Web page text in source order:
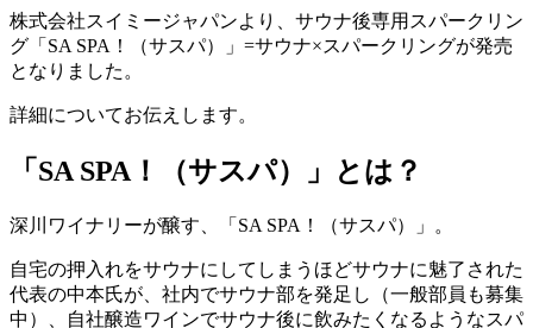
株式会社スイミージャパンより、サウナ後専用スパークリン
グ「SA SPA！（サスパ）」=サウナ×スパークリングが発売
となりました。
詳細についてお伝えします。
「SA SPA！（サスパ）」とは？
深川ワイナリーが醸す、「SA SPA！（サスパ）」。
自宅の押入れをサウナにしてしまうほどサウナに魅了された
代表の中本氏が、社内でサウナ部を発足し（一般部員も募集
中）、自社醸造ワインでサウナ後に飲みたくなるようなスパ